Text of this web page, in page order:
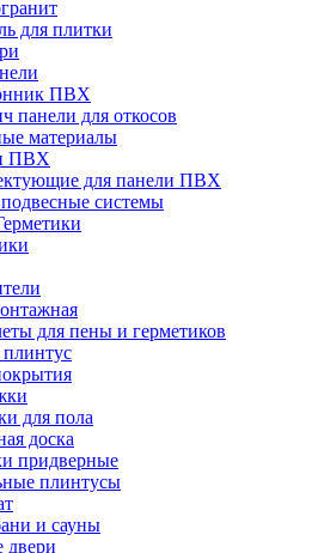
для плитки
ПВХ
панели для откосов
материалы
ПВХ
для панели ПВХ
системы
для пены и герметиков
для пола
доска
придверные
плинтусы
и сауны
двери